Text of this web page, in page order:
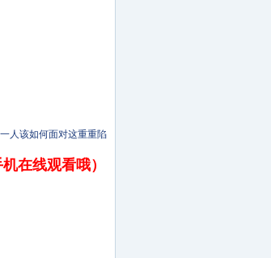
人该如何面对这重重陷
在线观看哦）